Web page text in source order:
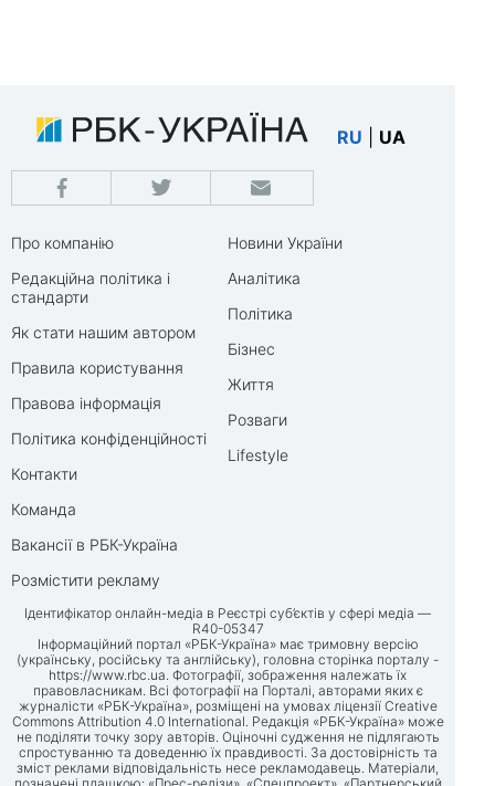
RU UA
Про компанію
Редакційна політика і
стандарти
Як стати нашим автором
Правила користування
Правова інформація
Політика конфіденційності
Контакти
Команда
Вакансії в РБК-Україна
Розмістити рекламу
Новини України
Аналітика
Політика
Бізнес
Життя
Розваги
Lifestyle
Ідентифікатор онлайн-медіа в Реєстрі суб’єктів у сфері медіа —
R40-05347
Інформаційний портал «РБК-Україна» має тримовну версію
(українську, російську та англійську), головна сторінка порталу -
https://www.rbc.ua. Фотографії, зображення належать їх
правовласникам. Всі фотографії на Порталі, авторами яких є
журналісти «РБК-Україна», розміщені на умовах ліцензії Creative
Commons Attribution 4.0 International. Редакція «РБК-Україна» може
не поділяти точку зору авторів. Оціночні судження не підлягають
спростуванню та доведенню їх правдивості. За достовірність та
зміст реклами відповідальність несе рекламодавець. Матеріали,